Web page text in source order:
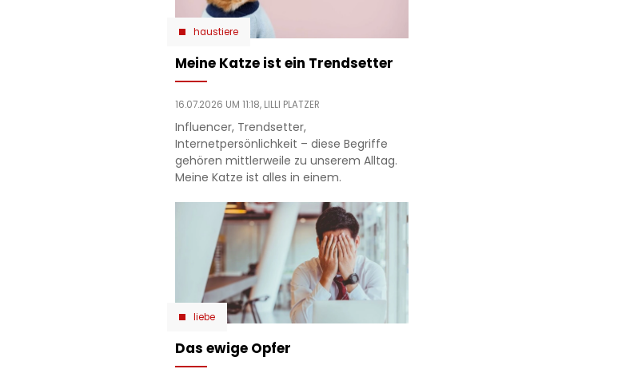
haustiere
Meine Katze ist ein Trendsetter
16.07.2026 UM 11:18, LILLI PLATZER
Influencer, Trendsetter,
Internetpersönlichkeit – diese Begriffe
gehören mittlerweile zu unserem Alltag.
Meine Katze ist alles in einem.
liebe
Das ewige Opfer